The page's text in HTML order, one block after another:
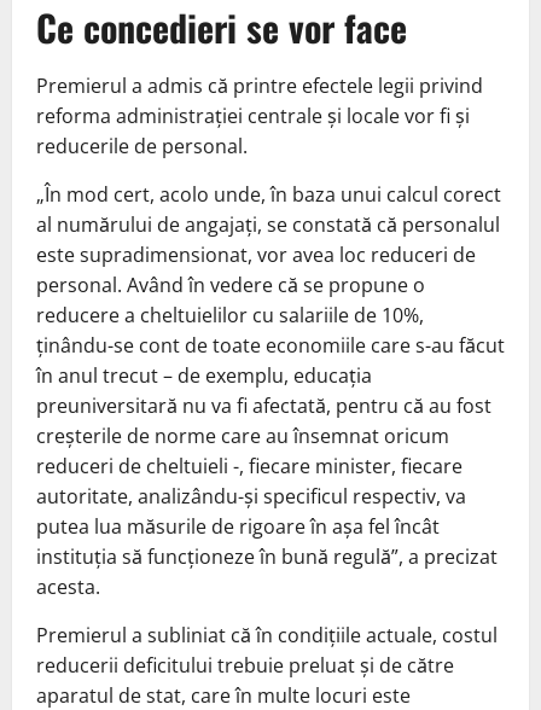
Ce concedieri se vor face
Premierul a admis că printre efectele legii privind
reforma administrației centrale și locale vor fi și
reducerile de personal.
„În mod cert, acolo unde, în baza unui calcul corect
al numărului de angajați, se constată că personalul
este supradimensionat, vor avea loc reduceri de
personal. Având în vedere că se propune o
reducere a cheltuielilor cu salariile de 10%,
ținându-se cont de toate economiile care s-au făcut
în anul trecut – de exemplu, educația
preuniversitară nu va fi afectată, pentru că au fost
creșterile de norme care au însemnat oricum
reduceri de cheltuieli -, fiecare minister, fiecare
autoritate, analizându-și specificul respectiv, va
putea lua măsurile de rigoare în așa fel încât
instituția să funcționeze în bună regulă”, a precizat
acesta.
Premierul a subliniat că în condițiile actuale, costul
reducerii deficitului trebuie preluat și de către
aparatul de stat, care în multe locuri este